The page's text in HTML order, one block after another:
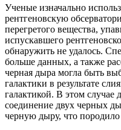
Ученые изначально
рентгеновскую
перегретого вещества,
испускавшего
обнаружить не удалось.
больше данных, а также
черная дыра могла быть
галактики в результате
галактикой. В этом
соединение двух черных
черную дыру, что